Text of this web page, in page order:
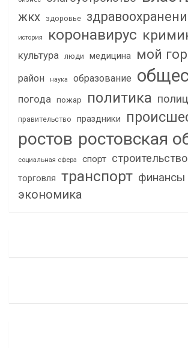
жкх здоровье
история коронавирус
культура люди медицина мой
район
наука образование
погода пожар политика
правительство праздники
ростов ростовская
социальная сфера спорт строительство
торговля транспорт финансы
экономика